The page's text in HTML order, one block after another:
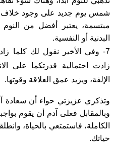
شمس يوم جديد على وجود خلاف
مبتسمة، يعتبر أفضل من
البدنية أو النفسية.
7- وفي الأخير نقول لك كلما
زادت احتمالية قدرتكما على
الإلفة، ويزيد عمق العلاقة وقوتها.
وتذكري عزيزتي حواء أن
وبالمقابل فعلى آدم أن يقوم
الكاملة، فاستمتعي بالحياة،
حياتك.